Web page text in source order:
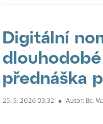
Digitální
dlouhodobé
přednáška
25. 5. 2026 03:32 ● Autor: Bc.